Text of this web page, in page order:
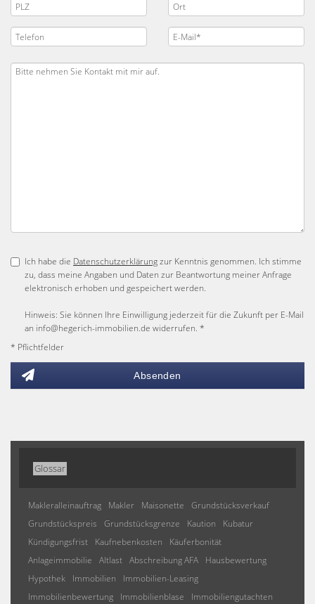
Ich habe die Datenschutzerklärungzur Kenntnis genommen. Ich stimme
zu, dass meine Angaben und Daten zur Beantwortung meiner Anfrage
elektronisch erhoben und gespeichert werden.
Hinweis: Sie können Ihre Einwilligung jederzeit für die Zukunft per E-Mail
an info@hegerich-immobilien.de widerrufen. *
* Pflichtfelder
Absenden
Glossar
Makleralleinauftrag Makler Maisonette
Grundstücksverkauf
Grundstückspreis
Grundstücksgrenze Kaution
Kubatur
Kündigungsfrist
Kaufnebenkosten
Käuferbonität
Anlageimmobilie
Altlast Abschreibung AFA
Hausbewertung
Hypothek
Immobilien
Immobilien-Leasing
Immobilienbewertung
Immobilienblase
Immobiliengutachten